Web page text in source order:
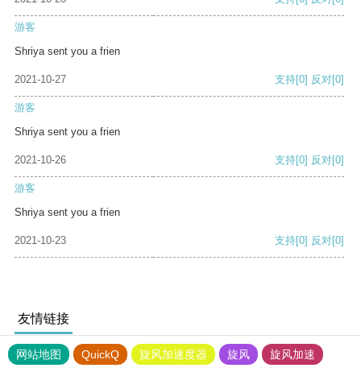
游客
Shriya sent you a frien
2021-10-27 支持[0] 反对[0]
游客
Shriya sent you a frien
2021-10-26 支持[0] 反对[0]
游客
Shriya sent you a frien
2021-10-23 支持[0] 反对[0]
友情链接
网站地图 QuickQ 旋风加速度器 旋风
旋风加速